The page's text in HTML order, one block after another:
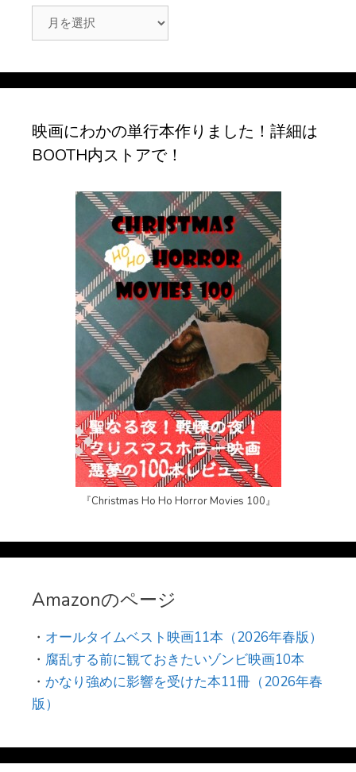
ー
映画にわかの単行本作りました！詳細は
BOOTH内ストアで！
『Christmas Ho Ho Horror Movies 100』
Amazonのページ
・ オールタイムベスト映画11本（2026年春版）
・ 腐乱する前に観ておきたいゾンビ映画10本
・ かなり強めに影響を受けた本11冊（2026年春
版）